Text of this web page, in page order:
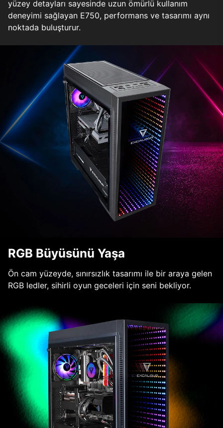
yüzey detayları sayesinde uzun ömürlü kullanım
deneyimi sağlayan E750, performans ve tasarımı aynı
noktada buluşturur.
RGB Büyüsünü Yaşa
Ön cam yüzeyde, sınırsızlık tasarımı ile bir araya gelen
RGB ledler, sihirli oyun geceleri için seni bekliyor.